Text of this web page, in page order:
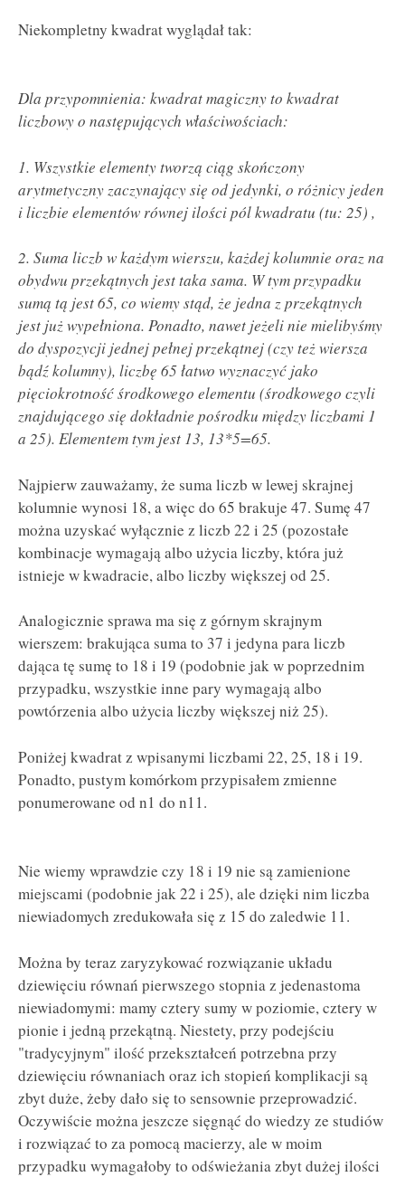
Niekompletny kwadrat wyglądał tak:
Dla przypomnienia: kwadrat magiczny to kwadrat
liczbowy o następujących właściwościach:
1. Wszystkie elementy tworzą ciąg skończony
arytmetyczny zaczynający się od jedynki, o różnicy jeden
i liczbie elementów równej ilości pól kwadratu (tu: 25) ,
2. Suma liczb w każdym wierszu, każdej kolumnie oraz na
obydwu przekątnych jest taka sama. W tym przypadku
sumą tą jest 65, co wiemy stąd, że jedna z przekątnych
jest już wypełniona. Ponadto, nawet jeżeli nie mielibyśmy
do dyspozycji jednej pełnej przekątnej (czy też wiersza
bądź kolumny), liczbę 65 łatwo wyznaczyć jako
pięciokrotność środkowego elementu (środkowego czyli
znajdującego się dokładnie pośrodku między liczbami 1
a 25). Elementem tym jest 13, 13*5=65.
Najpierw zauważamy, że suma liczb w lewej skrajnej
kolumnie wynosi 18, a więc do 65 brakuje 47. Sumę 47
można uzyskać wyłącznie z liczb 22 i 25 (pozostałe
kombinacje wymagają albo użycia liczby, która już
istnieje w kwadracie, albo liczby większej od 25.
Analogicznie sprawa ma się z górnym skrajnym
wierszem: brakująca suma to 37 i jedyna para liczb
dająca tę sumę to 18 i 19 (podobnie jak w poprzednim
przypadku, wszystkie inne pary wymagają albo
powtórzenia albo użycia liczby większej niż 25).
Poniżej kwadrat z wpisanymi liczbami 22, 25, 18 i 19.
Ponadto, pustym komórkom przypisałem zmienne
ponumerowane od n1 do n11.
Nie wiemy wprawdzie czy 18 i 19 nie są zamienione
miejscami (podobnie jak 22 i 25), ale dzięki nim liczba
niewiadomych zredukowała się z 15 do zaledwie 11.
Można by teraz zaryzykować rozwiązanie układu
dziewięciu równań pierwszego stopnia z jedenastoma
niewiadomymi: mamy cztery sumy w poziomie, cztery w
pionie i jedną przekątną. Niestety, przy podejściu
"tradycyjnym" ilość przekształceń potrzebna przy
dziewięciu równaniach oraz ich stopień komplikacji są
zbyt duże, żeby dało się to sensownie przeprowadzić.
Oczywiście można jeszcze sięgnąć do wiedzy ze studiów
i rozwiązać to za pomocą macierzy, ale w moim
przypadku wymagałoby to odświeżania zbyt dużej ilości